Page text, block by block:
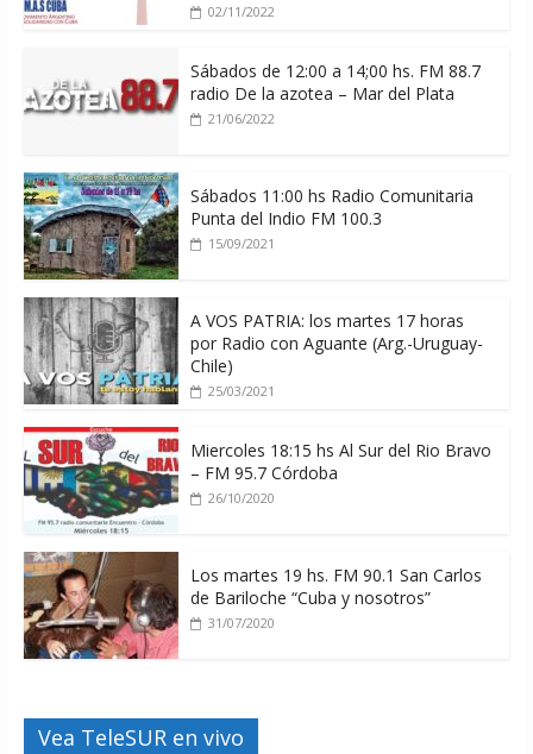
02/11/2022
Sábados de 12:00 a 14;00 hs. FM 88.7
radio De la azotea – Mar del Plata
21/06/2022
Sábados 11:00 hs Radio Comunitaria
Punta del Indio FM 100.3
15/09/2021
A VOS PATRIA: los martes 17 horas
por Radio con Aguante (Arg.-Uruguay-
Chile)
25/03/2021
Miercoles 18:15 hs Al Sur del Rio Bravo
– FM 95.7 Córdoba
26/10/2020
Los martes 19 hs. FM 90.1 San Carlos
de Bariloche “Cuba y nosotros”
31/07/2020
Vea TeleSUR en vivo